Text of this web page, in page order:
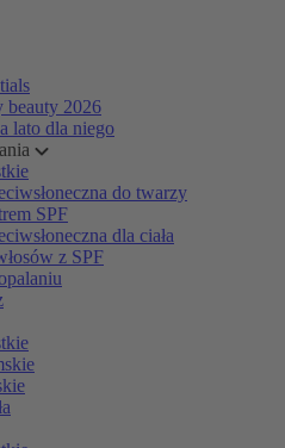
beauty 2026
lato dla niego
do twarzy
SPF
dla ciała
z SPF